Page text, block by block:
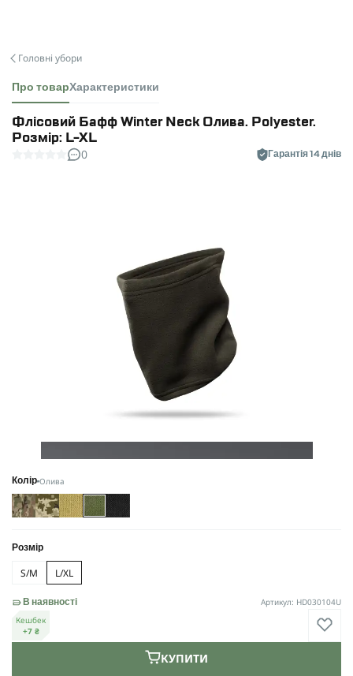
Головні убори
Про товарХарактеристики
Флісовий Бафф Winter Neck Олива. Polyester.
Розмір: L-XL
0 Гарантія 14 днів
Колір Олива
Розмір
S/M L/XL
КУПИТИ
В наявності
Артикул: HD030104U
Кешбек
+7 ₴